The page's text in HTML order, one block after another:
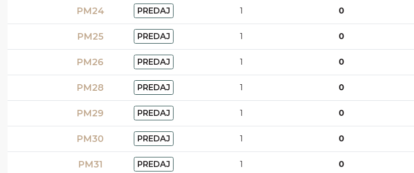
PM24 PREDAJ 1 0
PM25 PREDAJ 1 0
PM26 PREDAJ 1 0
PM28 PREDAJ 1 0
PM29 PREDAJ 1 0
PM30 PREDAJ 1 0
PM31 PREDAJ 1 0